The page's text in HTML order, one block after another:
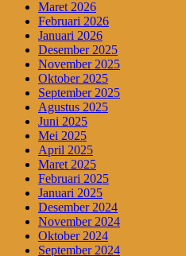
Maret 2026
Februari 2026
Januari 2026
Desember 2025
November 2025
Oktober 2025
September 2025
Agustus 2025
Juni 2025
Mei 2025
April 2025
Maret 2025
Februari 2025
Januari 2025
Desember 2024
November 2024
Oktober 2024
September 2024